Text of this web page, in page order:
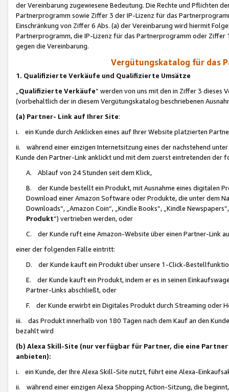
der Vereinbarung zugewiesene Bedeutung. Die Rechte und Pflichten
Partnerprogramm sowie Ziffer 3 der IP-Lizenz für das
Einschränkung von Ziffer 6 Abs. (a) der Vereinbarung wird hiermit
Partnerprogramm, die IP-Lizenz für das Partnerprogramm oder
gegen die Vereinbarung.
Vergütungskatalog für das
1. Qualifizierte Verkäufe und Qualifizierte Umsätze
Qualifizierte Verkäufe“ werden von uns mit den in Ziffer 3
(vorbehaltlich der in diesem Vergütungskatalog beschriebenen
(a) Partner- Link auf Ihrer Site:
i. ein Kunde durch Anklicken eines auf Ihrer Website platzierten
ii. während einer einzigen Internetsitzung eines der nachstehend
Kunde den Partner-Link anklickt und mit dem zuerst eintretenden der
A. Ablauf von 24 Stunden seit dem Klick,
B. der Kunde bestellt ein Produkt, mit Ausnahme eines digitalen
Download einer Amazon Software oder Produkte, die unter dem
Downloads“, „Amazon Coin“, „Kindle Books“, „Kindle
Produkt“) vertrieben werden, oder
C. der Kunde ruft eine Amazon-Website über einen Partner-Link
einer der folgenden Fälle eintritt:
D. der Kunde kauft ein Produkt über unsere 1-Click-
E. der Kunde kauft ein Produkt, indem er es in seinen
Partner-Links abschließt, oder
F. der Kunde erwirbt ein Digitales Produkt durch Streaming oder
iii. das Produkt innerhalb von 180 Tagen nach dem Kauf an den
bezahlt wird
(b) Alexa Skill-Site (nur verfügbar für Partner, die eine
anbieten):
i. ein Kunde, der Ihre Alexa Skill-Site nutzt, führt eine Alexa-
ii. während einer einzigen Alexa Shopping Action-Sitzung, die